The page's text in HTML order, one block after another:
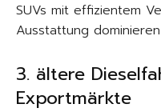
SUVs mit effizientem
Ausstattung
3. ältere
Exportmärkte